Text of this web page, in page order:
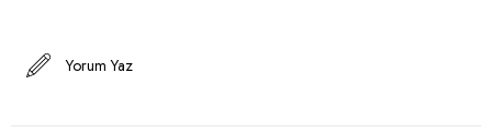
Yorum Yaz